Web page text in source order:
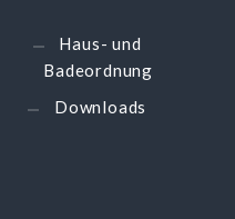
Haus- und
Badeordnung
Downloads